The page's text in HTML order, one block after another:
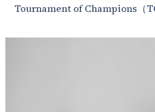
Tournament of Champions（